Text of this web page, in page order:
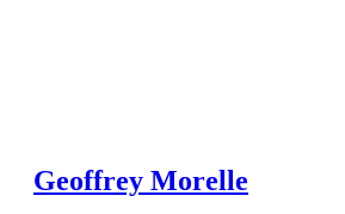
Geoffrey Morelle